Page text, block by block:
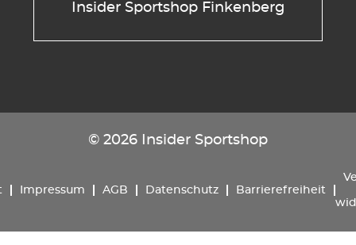
Insider Sportshop Finkenberg
© 2026 Insider Sportshop
Impressum AGB Datenschutz Barrierefreiheit